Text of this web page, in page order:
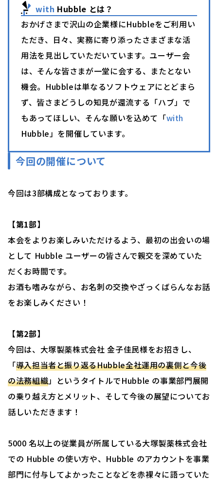
with Hubble とは？
おかげさまで沢山の企業様にHubbleをご利用い
ただき、日々、実務に寄り添ったさまざまな活
用法を見出していただいています。ユーザー会
は、そんな皆さまが一堂に会する、またとない
機会。Hubbleは単なるソフトウェアにとどまら
ず、皆さまどうしの知見が還流する「ハブ」で
もあってほしい、そんな願いを込めて「with
Hubble」を開催しています。
今回の開催について
今回は3部構成となっております。
【第1部】
本会をよりお楽しみいただけるよう、最初の出会いの場
として Hubble ユーザーの皆さんで親交を深めていた
だくお時間です。
お酒も嗜みながら、お名刺の交換やざっくばらんなお話
をお楽しみください！
【第2部】
今回は、大塚製薬株式会社 金子佳民様をお招きし、
「導入担当者と振り返るHubble全社運用の裏側と今後
の法務組織」というタイトルでHubble の事業部門展開
の乗り越え方とメリット、そして今後の展望についてお
話しいただきます！
5000 名以上の従業員が所属している大塚製薬株式会社
での Hubble の使い方や、Hubble のアカウントを事業
部門に付与してよかったことなどを赤裸々に語っていた